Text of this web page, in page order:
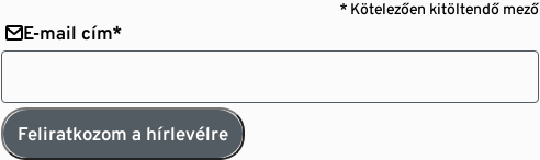
* Kötelezően kitöltendő mező
E-mail cím*
Feliratkozom a hírlevélre